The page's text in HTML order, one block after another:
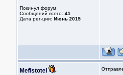
Покинул форум
Сообщений всего: 41
Дата рег-ции: Июнь 2015
Mefistotel